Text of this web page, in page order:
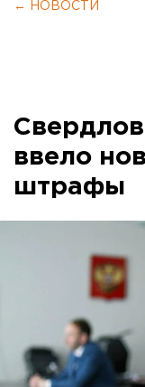
← НОВОСТИ
ввело
штрафы